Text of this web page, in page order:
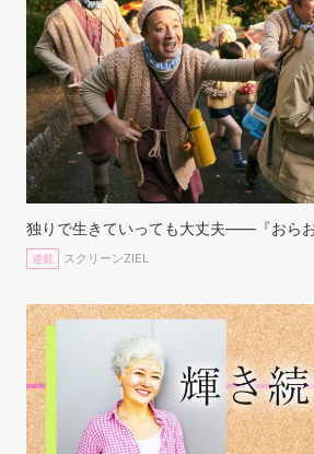
独りで生きていっても大丈夫——『おらお
連載 スクリーンZIEL